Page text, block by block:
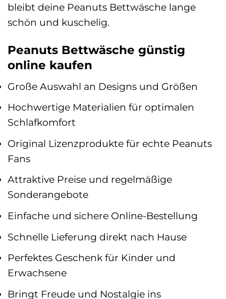
bleibt deine Peanuts Bettwäsche lange
schön und kuschelig.
Peanuts Bettwäsche günstig
online kaufen
Große Auswahl an Designs und Größen
Hochwertige Materialien für optimalen
Schlafkomfort
Original Lizenzprodukte für echte Peanuts
Fans
Attraktive Preise und regelmäßige
Sonderangebote
Einfache und sichere Online-Bestellung
Schnelle Lieferung direkt nach Hause
Perfektes Geschenk für Kinder und
Erwachsene
Bringt Freude und Nostalgie ins